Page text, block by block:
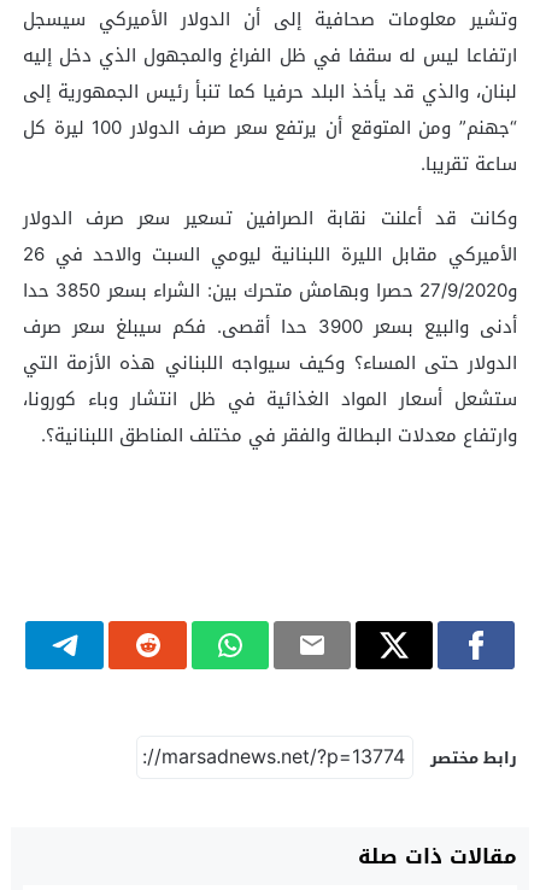
وتشير معلومات صحافية إلى أن الدولار الأميركي سيسجل
ارتفاعا ليس له سقفا في ظل الفراغ والمجهول الذي دخل إليه
لبنان، والذي قد يأخذ البلد حرفيا كما تنبأ رئيس الجمهورية إلى
“جهنم” ومن المتوقع أن يرتفع سعر صرف الدولار 100 ليرة كل
ساعة تقريبا.
وكانت قد أعلنت نقابة الصرافين تسعير سعر صرف الدولار
الأميركي مقابل الليرة اللبنانية ليومي السبت والاحد في 26
و27/9/2020 حصرا وبهامش متحرك بين: الشراء بسعر 3850 حدا
أدنى والبيع بسعر 3900 حدا أقصى. فكم سيبلغ سعر صرف
الدولار حتى المساء؟ وكيف سيواجه اللبناني هذه الأزمة التي
ستشعل أسعار المواد الغذائية في ظل انتشار وباء كورونا،
وارتفاع معدلات البطالة والفقر في مختلف المناطق اللبنانية؟.
رابط مختصر
مقالات ذات صلة